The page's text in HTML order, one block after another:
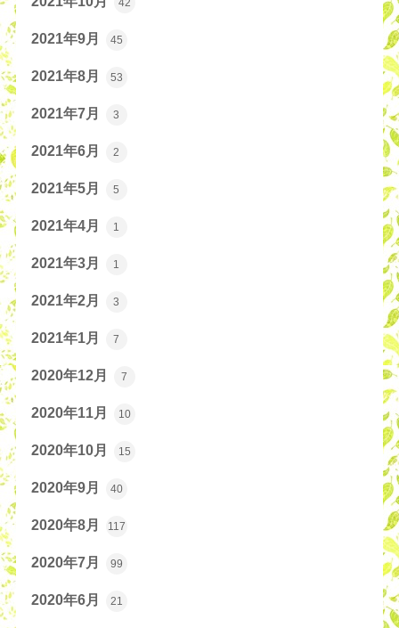
2021年9月 45
2021年8月 53
2021年7月 3
2021年6月 2
2021年5月 5
2021年4月 1
2021年3月 1
2021年2月 3
2021年1月 7
2020年12月 7
2020年11月 10
2020年10月 15
2020年9月 40
2020年8月 117
2020年7月 99
2020年6月 21